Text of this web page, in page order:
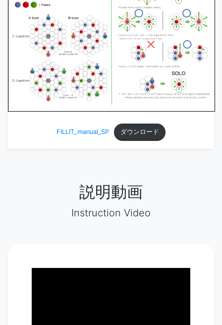
FILLIT_manual_SP ダウンロード
説明動画
Instruction Video